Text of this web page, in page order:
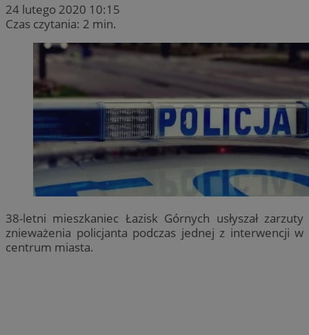
24 lutego 2020 10:15
Czas czytania: 2 min.
38-letni mieszkaniec Łazisk Górnych usłyszał zarzuty
znieważenia policjanta podczas jednej z interwencji w
centrum miasta.